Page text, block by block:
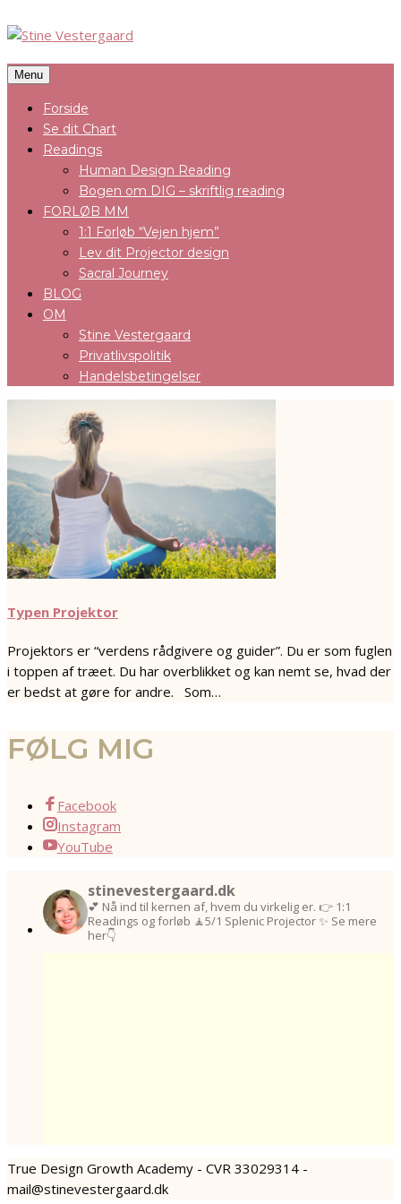
Menu
Forside
Se dit Chart
Readings
Human Design Reading
Bogen om DIG – skriftlig reading
FORLØB MM
1:1 Forløb “Vejen hjem”
Lev dit Projector design
Sacral Journey
BLOG
OM
Stine Vestergaard
Privatlivspolitik
Handelsbetingelser
Typen Projektor
Projektors er “verdens rådgivere og guider”. Du er som fuglen
i toppen af træet. Du har overblikket og kan nemt se, hvad der
er bedst at gøre for andre. Som…
FØLG MIG
Facebook
Instagram
YouTube
stinevestergaard.dk
💕 Nå ind til kernen af, hvem du virkelig er. 👉 1:1
Readings og forløb 🧘5/1 Splenic Projector✨ Se mere
her👇
True Design Growth Academy - CVR 33029314 -
mail@stinevestergaard.dk